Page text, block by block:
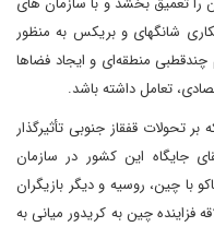
شانگهای و بریکس به منظور
منطقه‌ای و ایجاد فضاها
تعامل داشته باشد.
تحولات قفقاز جنوبی تأثیرگذار
جایگاه این کشور در سازمان
با چین، روسیه و دیگر بازیگران
فزاینده چین به کریدور میانی به